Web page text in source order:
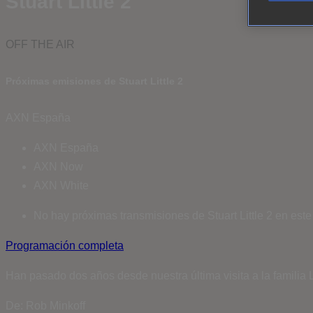
OFF THE AIR
Programación completa